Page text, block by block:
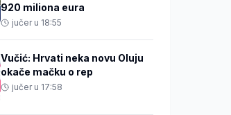
920 miliona eura
jučer u 18:55
Vučić: Hrvati neka novu Oluju
okače mačku o rep
jučer u 17:58